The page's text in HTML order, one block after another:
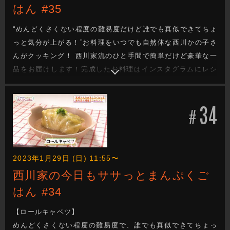
はん #35
“めんどくさくない程度の難易度だけど誰でも真似できてちょ
っと気分が上がる！”お料理をいつでも自然体な西川かの子さ
んがクッキング！ 西川家流のひと手間で簡単だけど豪華な一
品をお届けします！完成したお料理はインスタグラムにレシ
ピと一緒にあげていきます！
#34
2023年1月29日 (日) 11:55〜
西川家の今日もササっとまんぷくご
はん #34
【ロールキャベツ】
めんどくさくない程度の難易度で、誰でも真似できてちょっ